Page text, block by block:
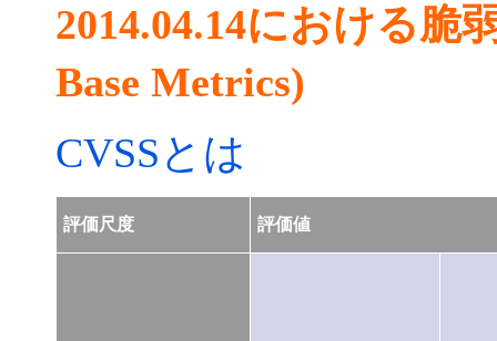
2014.04.14における脆
Base Metrics)
CVSSとは
評価尺度 評価値